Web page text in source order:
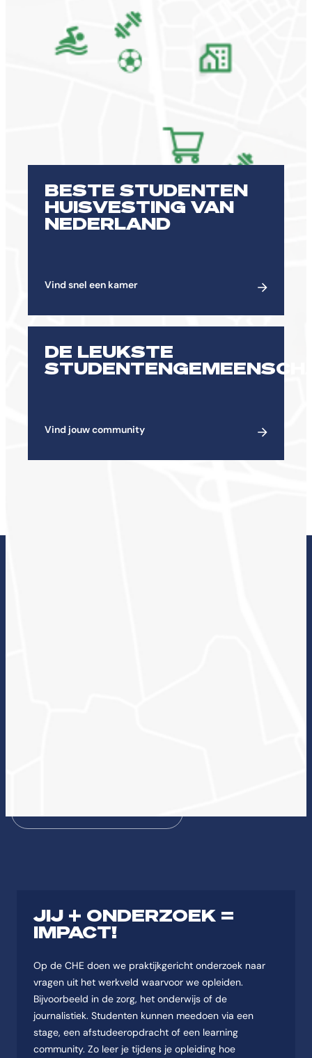
BESTE STUDENTEN
HUISVESTING VAN
NEDERLAND
Vind snel een kamer
DE LEUKSTE
Vind jouw community
JIJ + ONDERZOEK =
IMPACT!
Op de CHE doen we praktijkgericht onderzoek naar
vragen uit het werkveld waarvoor we opleiden.
Bijvoorbeeld in de zorg, het onderwijs of de
journalistiek. Studenten kunnen meedoen via een
stage, een afstudeeropdracht of een learning
community. Zo leer je tijdens je opleiding hoe